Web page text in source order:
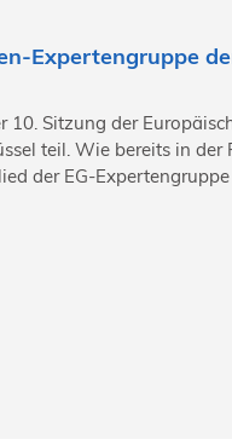
Expertengruppe
Sitzung der
teil. Wie bereits in
der EG-Expertengruppe